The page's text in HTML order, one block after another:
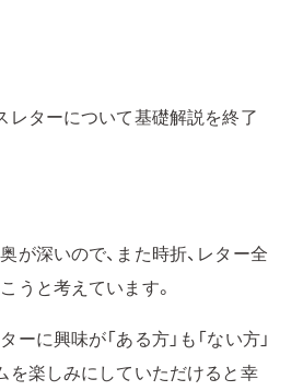
レターについて基礎解説を終了
が深いので、また時折、レター全
うと考えています。
に興味が「ある方」も「ない方」
を楽しみにしていただけると幸